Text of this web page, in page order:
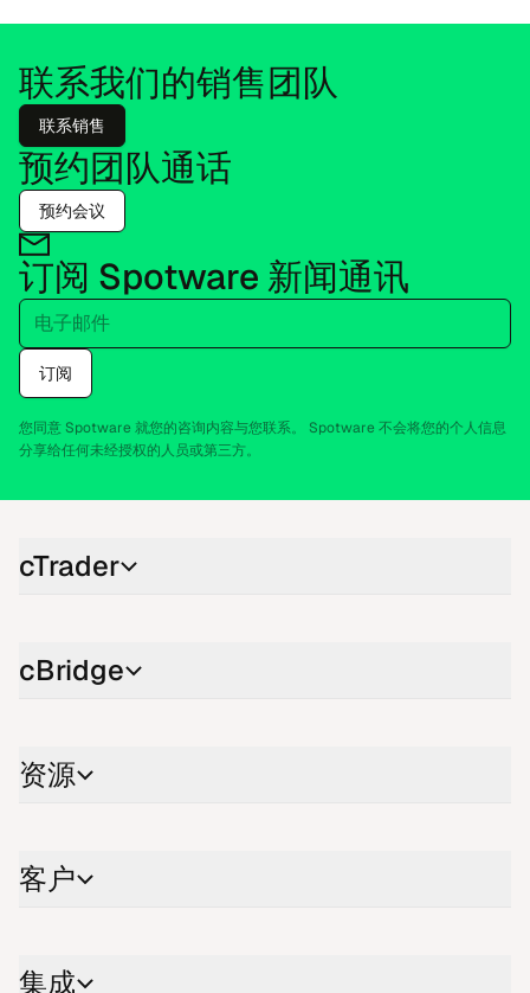
联系我们的销售团队
联系销售
预约团队通话
预约会议
订阅 Spo​twa​re 新闻通讯
电子邮件
订阅
您同意 Spo​twa​re 就您的咨询内容与您联系。 Spo​twa​re 不会将您的个人信息
分享给任何未经授权的人员或第三方。
cTra​der
cBri​d​ge
资源
客户
集成